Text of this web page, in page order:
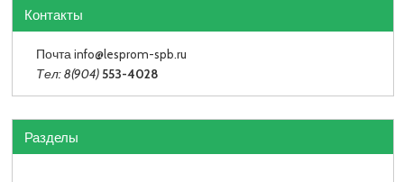
Контакты
Почта info@lesprom-spb.ru
Тел: 8(904) 553-4028
Разделы